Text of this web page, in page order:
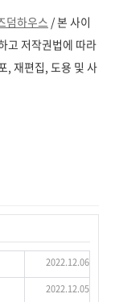
덤하우스 /본 사이
고 저작권법에 따라
, 재편집, 도용 및 사
2022.12.06
2022.12.05